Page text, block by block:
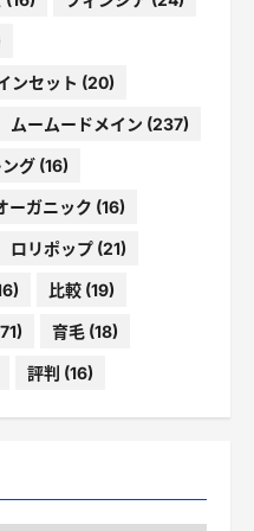
ンセット (20)
ムームードメイン (237)
グ(16)
ーガニック (16)
ロリポップ(21)
比較(19)
育毛(18)
評判 (16)